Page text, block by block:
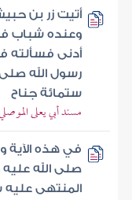
أتيت زر بن
وعنده شباب
أدنى فسألته
رسول الله
ستمائة جناح
مسند أبي يعلى
في هذه الآية
صلى الله
المنتهى عليه